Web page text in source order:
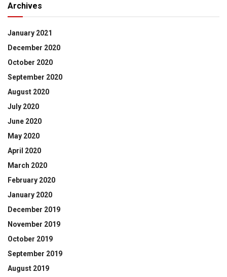
Archives
January 2021
December 2020
October 2020
September 2020
August 2020
July 2020
June 2020
May 2020
April 2020
March 2020
February 2020
January 2020
December 2019
November 2019
October 2019
September 2019
August 2019